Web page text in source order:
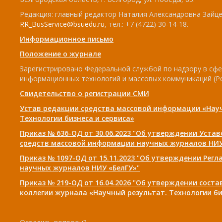
Редакция: главный редактор Наталия Александровна
RR_BusService@bsuedu.ru, тел.: +7 (4722) 30-14-18.
Информационное письмо
Положение о журнале
Зарегистрировано Федеральной службой по надзору в
информационных технологий и массовых коммуникаций
Свидетельство о регистрации СМИ
Устав редакции средства массовой информации
Технологии бизнеса и сервиса»
Приказ № 636-ОД от 30.06.2023 "Об утверждении
средств массовой информации научных журналов
Приказ № 1097-ОД от 15.11.2023 "Об утверждении
научных журналов НИУ «БелГУ»"
Приказ № 219-ОД от 16.04.2026 "Об утверждении
коллегии журнала «Научный результат. Технологии